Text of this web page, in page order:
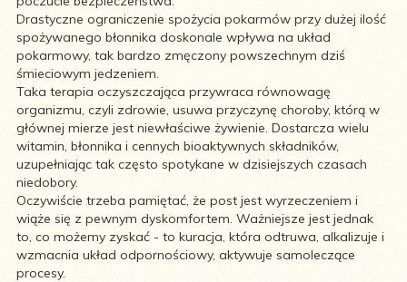
Drastyczne ograniczenie spożycia pokarmów przy dużej ilość
spożywanego błonnika doskonale wpływa na układ
pokarmowy, tak bardzo zmęczony powszechnym dziś
śmieciowym jedzeniem.
Taka terapia oczyszczająca przywraca równowagę
organizmu, czyli zdrowie, usuwa przyczynę choroby, którą w
głównej mierze jest niewłaściwe żywienie. Dostarcza wielu
witamin, błonnika i cennych bioaktywnych składników,
uzupełniając tak często spotykane w dzisiejszych czasach
niedobory.
Oczywiście trzeba pamiętać, że post jest wyrzeczeniem i
wiąże się z pewnym dyskomfortem. Ważniejsze jest jednak
to, co możemy zyskać - to kuracja, która odtruwa, alkalizuje i
wzmacnia układ odpornościowy, aktywuje samoleczące
procesy.